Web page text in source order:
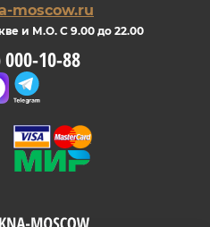
moscow.ru
и М.О. С 9.00 до 22.00
10-88